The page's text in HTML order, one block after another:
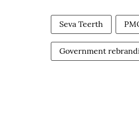
Seva Teerth
Government